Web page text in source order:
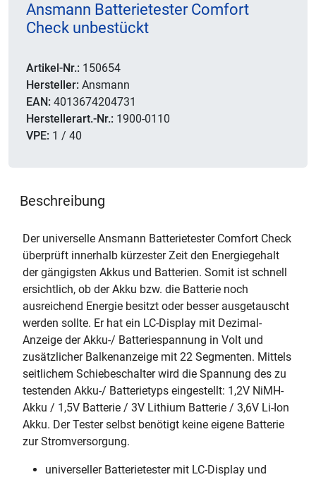
Ansmann Batterietester Comfort
Check unbestückt
Artikel-Nr.: 150654
Hersteller: Ansmann
EAN: 4013674204731
Herstellerart.-Nr.: 1900-0110
VPE: 1 / 40
Beschreibung
Der universelle Ansmann Batterietester Comfort Check
überprüft innerhalb kürzester Zeit den Energiegehalt
der gängigsten Akkus und Batterien. Somit ist schnell
ersichtlich, ob der Akku bzw. die Batterie noch
ausreichend Energie besitzt oder besser ausgetauscht
werden sollte. Er hat ein LC-Display mit Dezimal-
Anzeige der Akku-/ Batteriespannung in Volt und
zusätzlicher Balkenanzeige mit 22 Segmenten. Mittels
seitlichem Schiebeschalter wird die Spannung des zu
testenden Akku-/ Batterietyps eingestellt: 1,2V NiMH-
Akku / 1,5V Batterie / 3V Lithium Batterie / 3,6V Li-Ion
Akku. Der Tester selbst benötigt keine eigene Batterie
zur Stromversorgung.
universeller Batterietester mit LC-Display und